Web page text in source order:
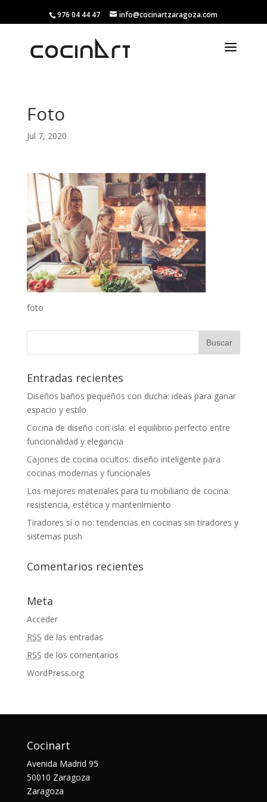
976 04 44 47 info@cocinartzaragoza.com
Foto
Jul 7, 2020
foto
Entradas recientes
Diseños baños pequeños con ducha: ideas para ganar
espacio y estilo
Cocina de diseño con isla: el equilibrio perfecto entre
funcionalidad y elegancia
Cajones de cocina ocultos: diseño inteligente para
cocinas modernas y funcionales
Los mejores materiales para tu mobiliario de cocina:
resistencia, estética y mantenimiento
Tiradores sí o no: tendencias en cocinas sin tiradores y
sistemas push
Comentarios recientes
Meta
Acceder
RSS de las entradas
RSS de los comentarios
WordPress.org
Cocinart
Avenida Madrid 95
50010 Zaragoza
Zaragoza